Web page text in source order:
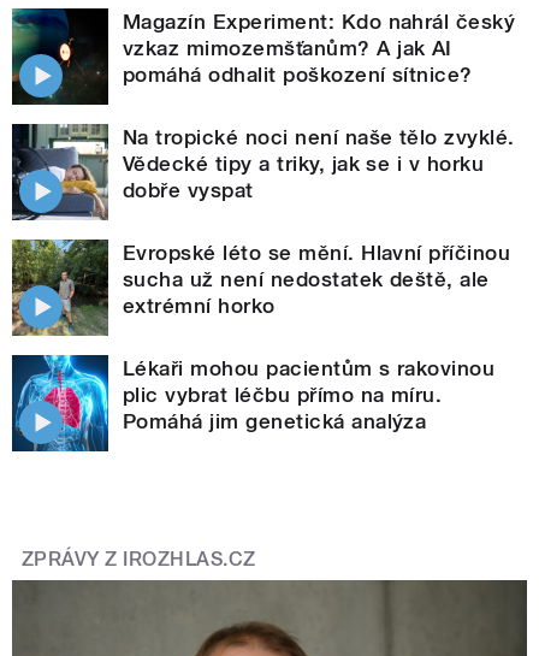
Magazín Experiment: Kdo nahrál český
vzkaz mimozemšťanům? A jak AI
pomáhá odhalit poškození sítnice?
Na tropické noci není naše tělo zvyklé.
Vědecké tipy a triky, jak se i v horku
dobře vyspat
Evropské léto se mění. Hlavní příčinou
sucha už není nedostatek deště, ale
extrémní horko
Lékaři mohou pacientům s rakovinou
plic vybrat léčbu přímo na míru.
Pomáhá jim genetická analýza
ZPRÁVY Z IROZHLAS.CZ